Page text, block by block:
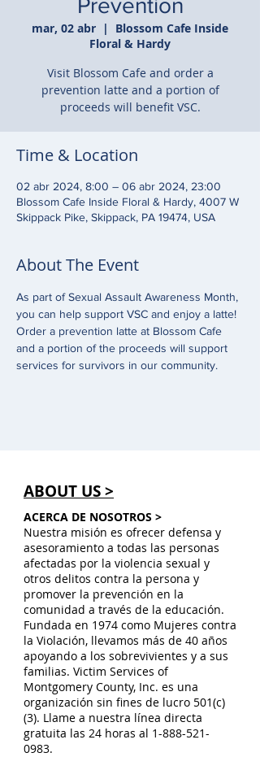
Prevention
mar, 02 abr
  |
Blossom Cafe Inside
Floral & Hardy
Visit Blossom Cafe and order a
prevention latte and a portion of
proceeds will benefit VSC.
Time & Location
02 abr 2024, 8:00 – 06 abr 2024, 23:00
Blossom Cafe Inside Floral & Hardy, 4007 W
Skippack Pike, Skippack, PA 19474, USA
About The Event
As part of Sexual Assault Awareness Month,
you can help support VSC and enjoy a latte!
Order a prevention latte at Blossom Cafe
and a portion of the proceeds will support
services for survivors in our community.
ABOUT US >
ACERCA DE NOSOTROS >
Nuestra misión es ofrecer defensa y
asesoramiento a todas las personas
afectadas por la violencia sexual y
otros delitos contra la persona y
promover la prevención en la
comunidad a través de la educación.
Fundada en 1974 como Mujeres contra
la Violación, llevamos más de 40 años
apoyando a los sobrevivientes y a sus
familias. Victim Services of
Montgomery County, Inc. es una
organización sin fines de lucro 501(c)
(3). Llame a nuestra línea directa
gratuita las 24 horas al 1-888-521-
0983.